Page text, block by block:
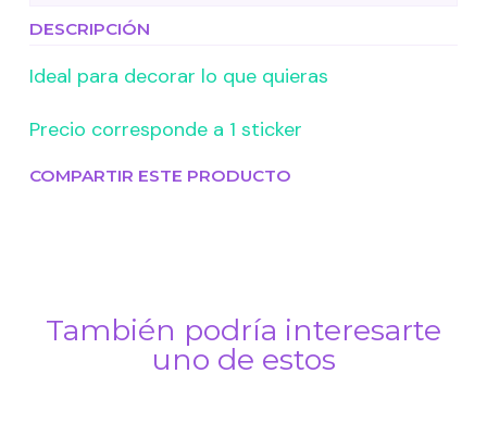
DESCRIPCIÓN
Ideal para decorar lo que quieras
Precio corresponde a 1 sticker
COMPARTIR ESTE PRODUCTO
También podría interesarte
uno de estos